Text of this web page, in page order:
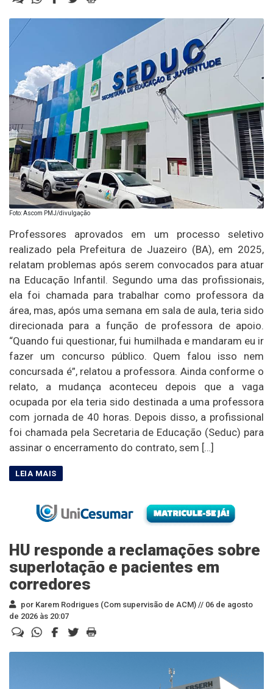
Foto: Ascom PMJ/divulgação
Professores aprovados em um processo seletivo
realizado pela Prefeitura de Juazeiro (BA), em 2025,
relatam problemas após serem convocados para atuar
na Educação Infantil. Segundo uma das profissionais,
ela foi chamada para trabalhar como professora da
área, mas, após uma semana em sala de aula, teria sido
direcionada para a função de professora de apoio.
“Quando fui questionar, fui humilhada e mandaram eu ir
fazer um concurso público. Quem falou isso nem
concursada é”, relatou a professora. Ainda conforme o
relato, a mudança aconteceu depois que a vaga
ocupada por ela teria sido destinada a uma professora
com jornada de 40 horas. Depois disso, a profissional
foi chamada pela Secretaria de Educação (Seduc) para
assinar o encerramento do contrato, sem […]
HU responde a reclamações sobre
superlotação e pacientes em
corredores
por Karem Rodrigues (Com supervisão de ACM) // 06 de agosto
de 2026 às 20:07